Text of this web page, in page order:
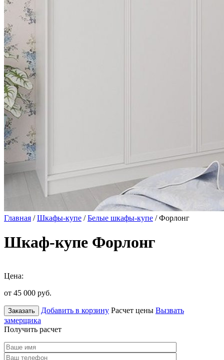
Главная /Шкафы-купе /Белые шкафы-купе / Форлонг
Шкаф-купе Форлонг
Цена:
от 45 000 руб.
Заказать Добавить в корзину Расчет цены Вызвать
замерщика
Получить расчет